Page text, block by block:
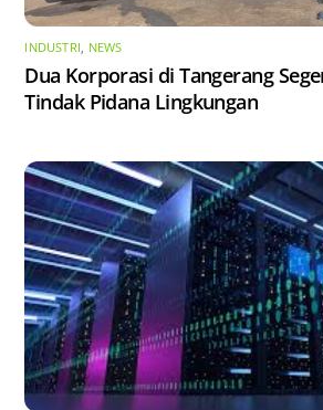
INDUSTRI NEWS
Dua Korporasi di Tangerang
Tindak Pidana Lingkungan